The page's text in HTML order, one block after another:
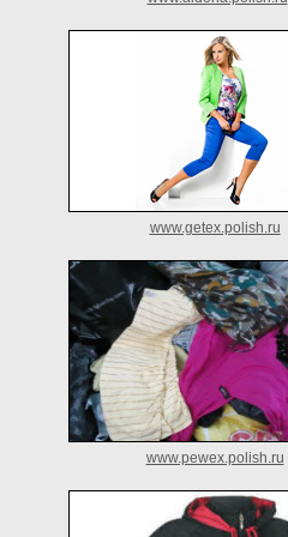
www.getex.polish.ru
www.pewex.polish.ru